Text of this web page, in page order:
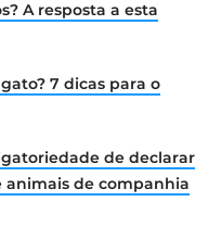
A resposta a esta
7 dicas para o
de declarar
de companhia